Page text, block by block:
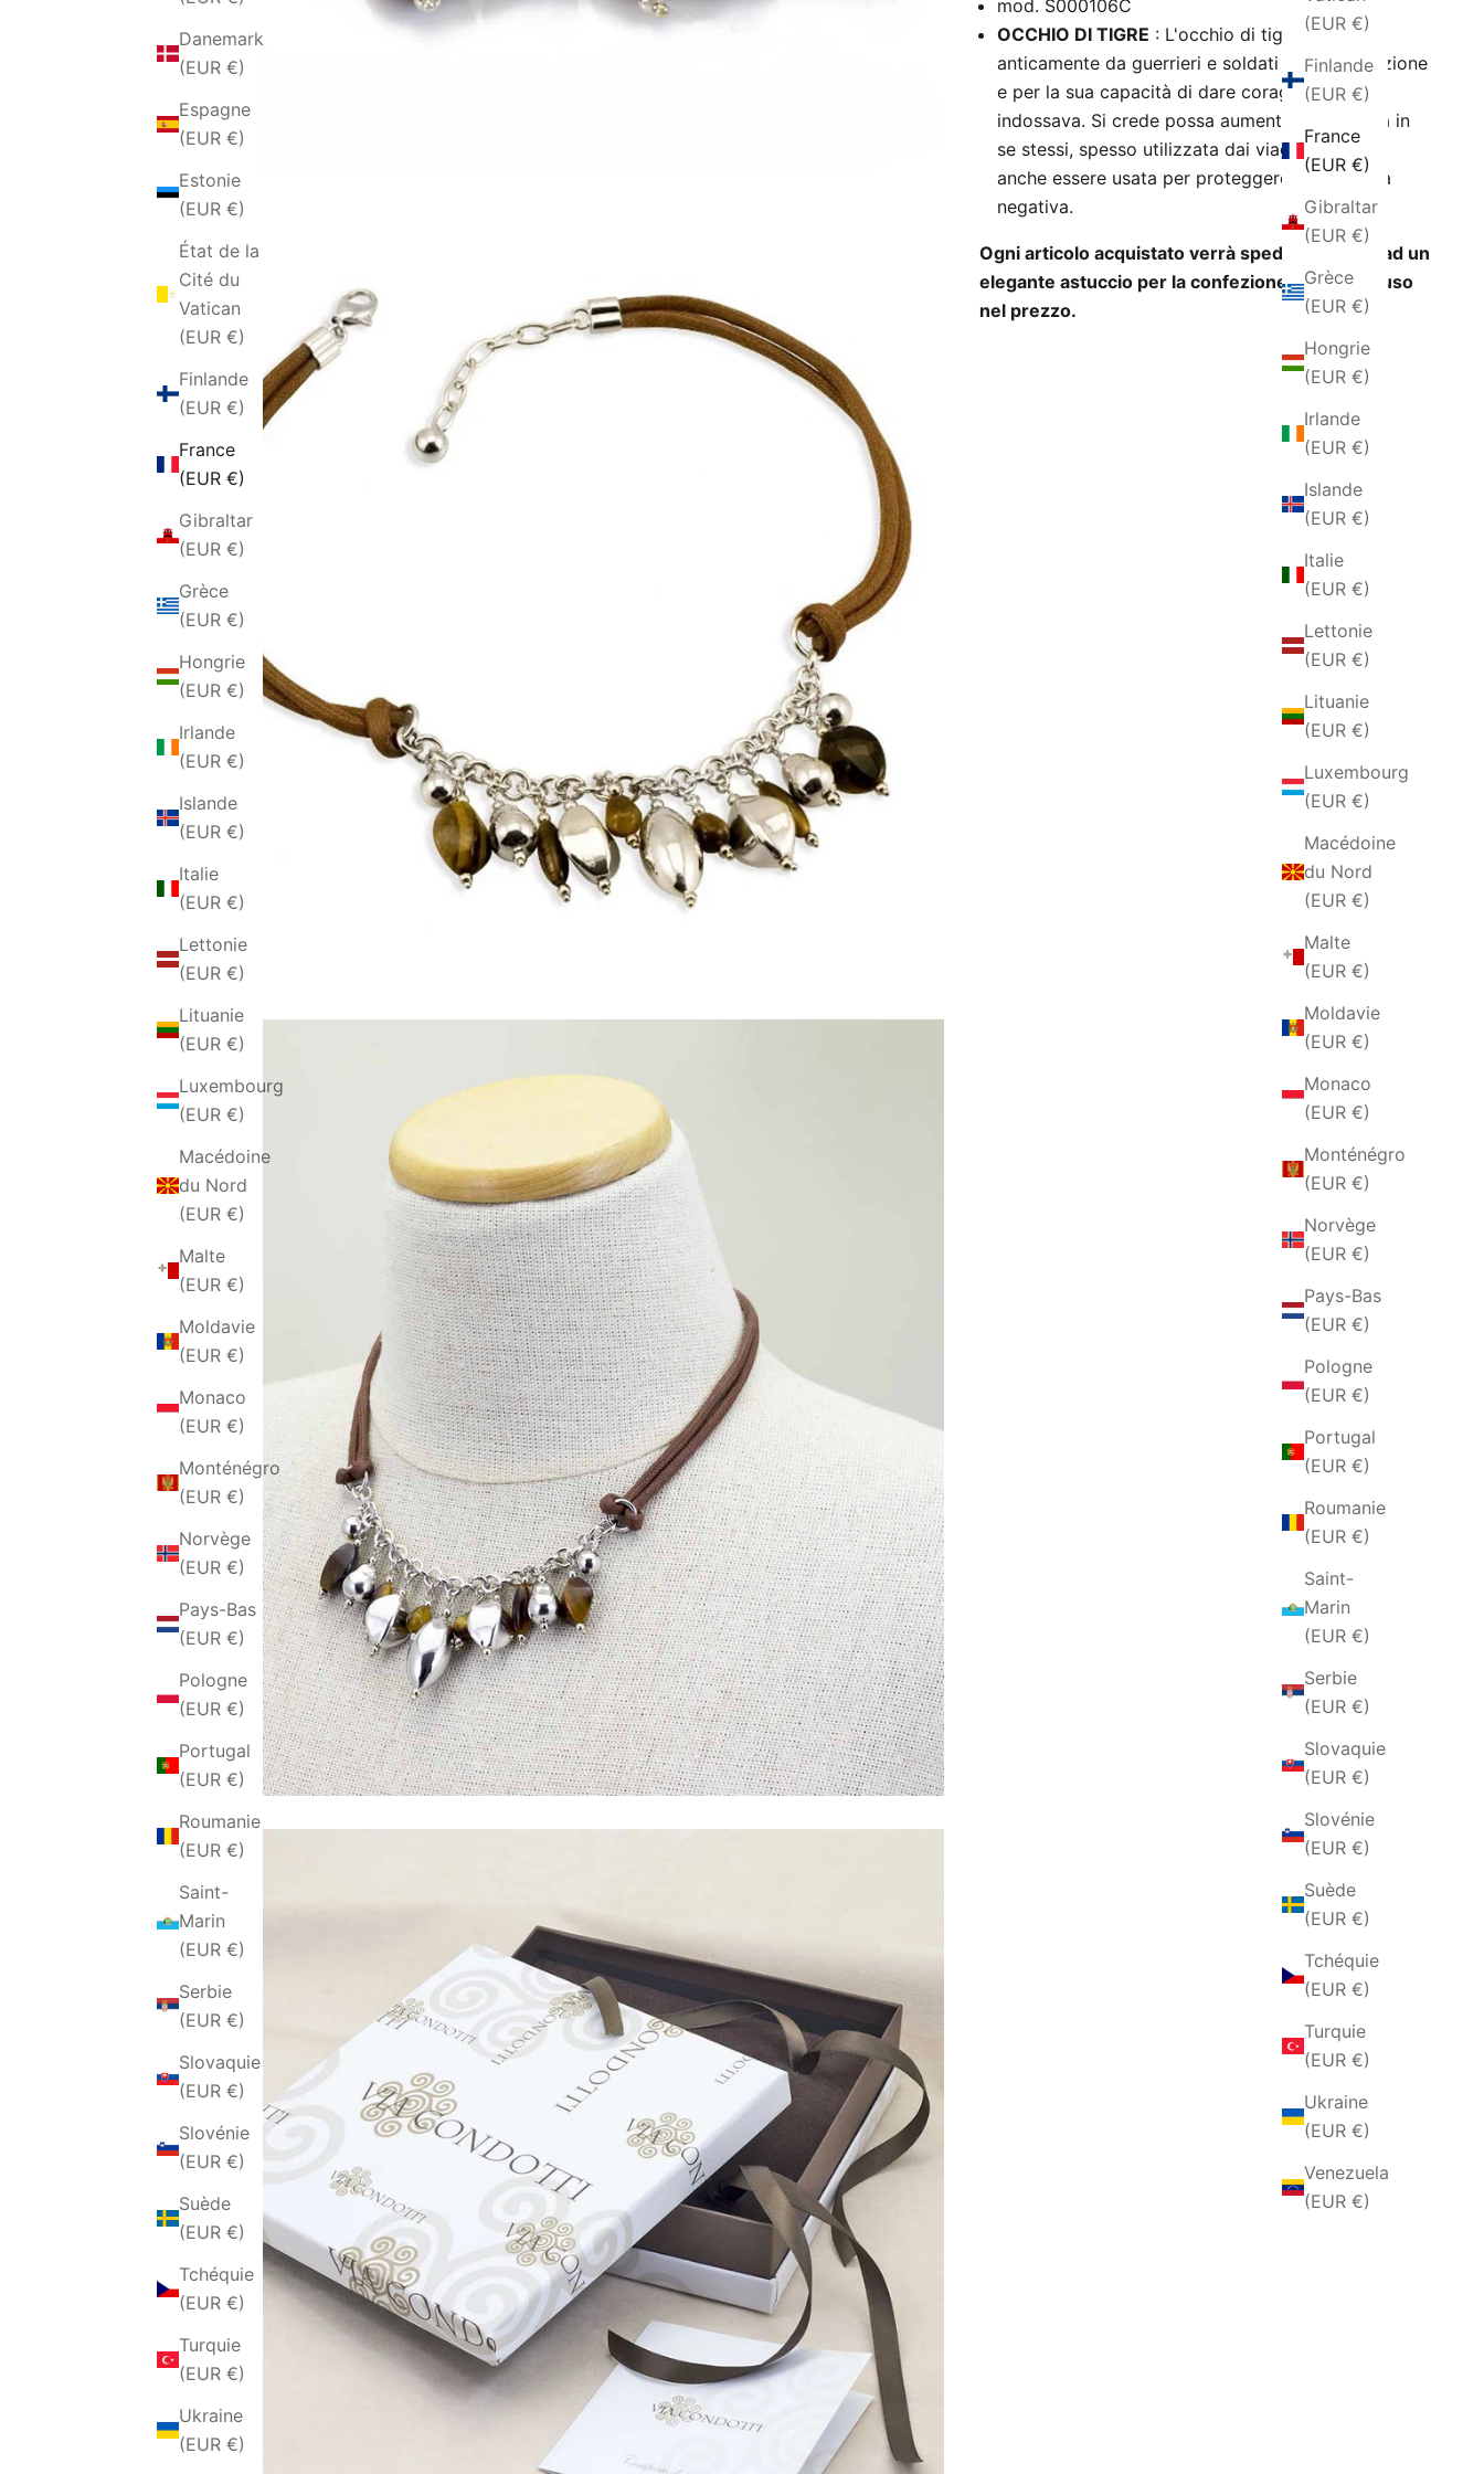
(EUR €)
Finlande
(EUR €)
France
(EUR €)
Gibraltar
(EUR €)
Grèce
(EUR €)
Hongrie
(EUR €)
Irlande
(EUR €)
Islande
(EUR €)
Italie
(EUR €)
Lettonie
(EUR €)
Lituanie
(EUR €)
Luxembourg
(EUR €)
Macédoine
du Nord
(EUR €)
Malte
(EUR €)
Moldavie
(EUR €)
Monaco
(EUR €)
Monténégro
(EUR €)
Norvège
(EUR €)
Pays-Bas
(EUR €)
Pologne
(EUR €)
Portugal
(EUR €)
Roumanie
(EUR €)
Saint-
Marin
(EUR €)
Serbie
(EUR €)
Slovaquie
(EUR €)
Slovénie
(EUR €)
Suède
(EUR €)
Tchéquie
(EUR €)
Turquie
(EUR €)
Ukraine
(EUR €)
Venezuela
(EUR €)
Danemark
(EUR €)
Espagne
(EUR €)
Estonie
(EUR €)
État de la
Cité du
Vatican
(EUR €)
Finlande
(EUR €)
France
(EUR €)
Gibraltar
(EUR €)
Grèce
(EUR €)
Hongrie
(EUR €)
Irlande
(EUR €)
Islande
(EUR €)
Italie
(EUR €)
Lettonie
(EUR €)
Lituanie
(EUR €)
Luxembourg
(EUR €)
Macédoine
du Nord
(EUR €)
Malte
(EUR €)
Moldavie
(EUR €)
Monaco
(EUR €)
Monténégro
(EUR €)
Norvège
(EUR €)
Pays-Bas
(EUR €)
Pologne
(EUR €)
Portugal
(EUR €)
Roumanie
(EUR €)
Saint-
Marin
(EUR €)
Serbie
(EUR €)
Slovaquie
(EUR €)
Slovénie
(EUR €)
Suède
(EUR €)
Tchéquie
(EUR €)
Turquie
(EUR €)
Ukraine
(EUR €)
mod. S000106C
OCCHIO DI TIGRE : L'occhio di tigre era usata
anticamente da guerrieri e soldati per la protezione
e per la sua capacità di dare coraggio a chi lo
indossava. Si crede possa aumentare la fiducia in
se stessi, spesso utilizzata dai viaggiatori. Può
anche essere usata per proteggere dall'energia
negativa.
Ogni articolo acquistato verrà spedito insieme ad un
elegante astuccio per la confezione regalo incluso
nel prezzo.